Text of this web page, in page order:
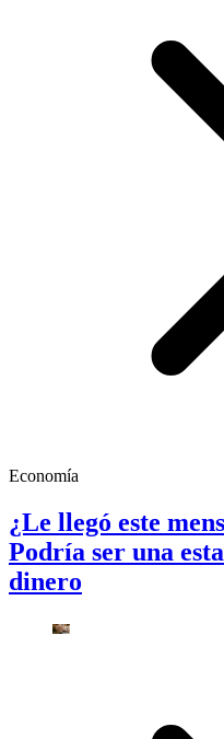
Economía
¿Le llegó este
Podría ser una
dinero